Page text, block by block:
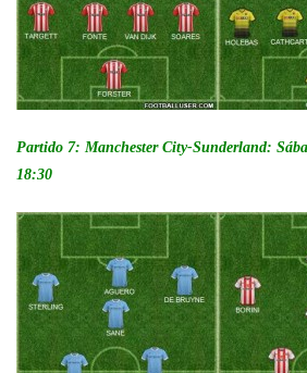
Partido 7: Manchester City-Sunderland:
18:30